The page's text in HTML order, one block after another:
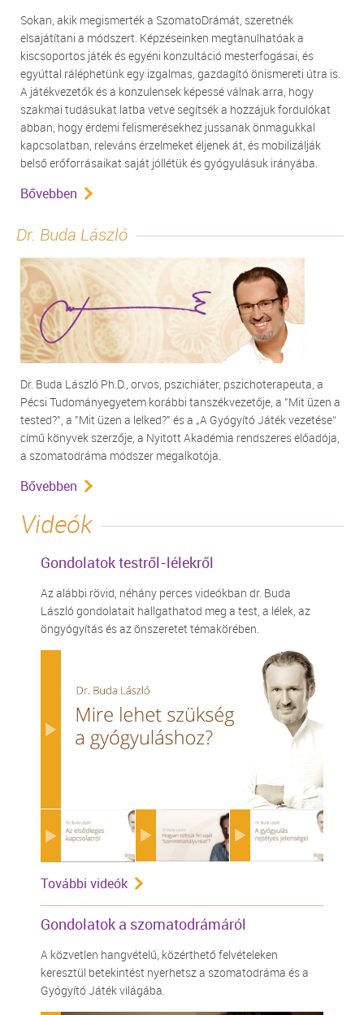
Sokan, akik megismerték a SzomatoDrámát, szeretnék
elsajátítani a módszert. Képzéseinken megtanulhatóak a
kiscsoportos játék és egyéni konzultáció mesterfogásai, és
egyúttal ráléphetünk egy izgalmas, gazdagító önismereti útra is.
A játékvezetők és a konzulensek képessé válnak arra, hogy
szakmai tudásukat latba vetve segítsék a hozzájuk fordulókat
abban, hogy érdemi felismerésekhez jussanak önmagukkal
kapcsolatban, releváns érzelmeket éljenek át, és mobilizálják
belső erőforrásaikat saját jóllétük és gyógyulásuk irányába.
Bővebben
Dr. Buda László
Dr. Buda László Ph.D., orvos, pszichiáter, pszichoterapeuta, a
Pécsi Tudományegyetem korábbi tanszékvezetője, a "Mit üzen a
tested?", a "Mit üzen a lelked?" és a „A Gyógyító Játék vezetése“
című könyvek szerzője, a Nyitott Akadémia rendszeres előadója,
a szomatodráma módszer megalkotója.
Bővebben
Videók
Gondolatok testről-lélekről
Az alábbi rövid, néhány perces videókban dr. Buda
László gondolatait hallgathatod meg a test, a lélek, az
öngyógyítás és az önszeretet témakörében.
További videók
Gondolatok a szomatodrámáról
A közvetlen hangvételű, közérthető felvételeken
keresztül betekintést nyerhetsz a szomatodráma és a
Gyógyító Játék világába.